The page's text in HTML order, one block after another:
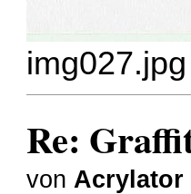
Re:
von Acrylator